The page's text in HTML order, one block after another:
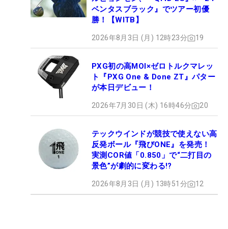
ベンタスブラック』でツアー初優
勝！【WITB】
2026年8月3日 (月) 12時23分 19
PXG初の高MOI×ゼロトルクマレッ
ト『PXG One & Done ZT』パター
が本日デビュー！
2026年7月30日 (木) 16時46分 20
テックウインドが競技で使えない高
反発ボール『飛びONE』を発売！
実測COR値「0.850」で“二打目の
景色”が劇的に変わる!?
2026年8月3日 (月) 13時51分 12